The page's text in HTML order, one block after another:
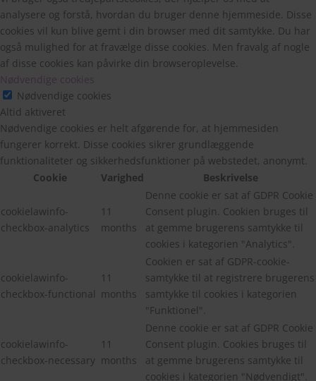
analysere og forstå, hvordan du bruger denne hjemmeside. Disse
cookies vil kun blive gemt i din browser med dit samtykke. Du har
også mulighed for at fravælge disse cookies. Men fravalg af nogle
af disse cookies kan påvirke din browseroplevelse.
Nødvendige cookies
Nødvendige cookies
Altid aktiveret
Nødvendige cookies er helt afgørende for, at hjemmesiden
fungerer korrekt. Disse cookies sikrer grundlæggende
funktionaliteter og sikkerhedsfunktioner på webstedet, anonymt.
Cookie
Varighed Beskrivelse
cookielawinfo-
checkbox-analytics
11
months
Denne cookie er sat af GDPR Cookie
Consent plugin. Cookien bruges til
at gemme brugerens samtykke til
cookies i kategorien "Analytics".
cookielawinfo-
checkbox-functional
11
months
Cookien er sat af GDPR-cookie-
samtykke til at registrere brugerens
samtykke til cookies i kategorien
"Funktionel".
cookielawinfo-
checkbox-necessary
11
months
Denne cookie er sat af GDPR Cookie
Consent plugin. Cookies bruges til
at gemme brugerens samtykke til
cookies i kategorien "Nødvendigt".